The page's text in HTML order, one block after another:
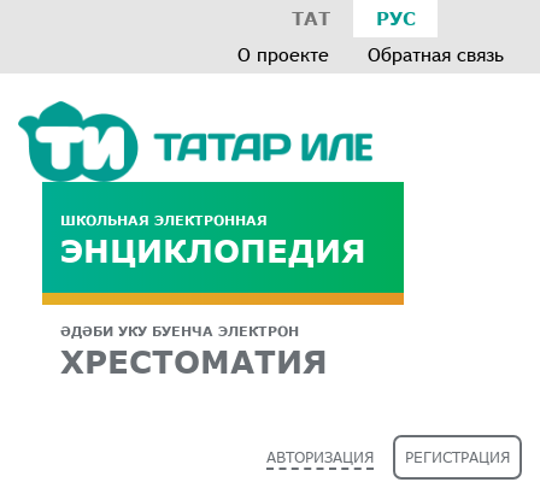
ТАТ РУС
О проекте Обратная связь
ШКОЛЬНАЯ ЭЛЕКТРОННАЯ
ЭНЦИКЛОПЕДИЯ
ӘДӘБИ УКУ БУЕНЧА ЭЛЕКТРОН
ХРЕСТОМАТИЯ
АВТОРИЗАЦИЯ РЕГИСТРАЦИЯ